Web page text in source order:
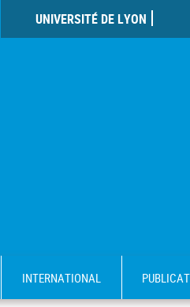
UNIVERSITÉ DE LYON
INTERNATIONAL